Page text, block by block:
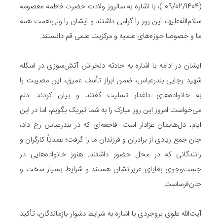
(09/02/1404 )، با اشاره به سالروز ولادت حضرت فاطمه معصومه
سلام‌الله‌علیها، این روز را گرامی داشتند و ایشان را ولی‌نعمت همه
ما و خصوصا حوزه‌های علمیه و مرکزیت علمی قم دانستند.
ایشان در ادامه با اشاره به حادثه دلخراش آتش‌سوزی در اسکله
شهید رجایی بندرعباس، ضمن ابراز تأسف عمیق، این مصیبت را
به خانواده‌های داغدار تسلیت گفتند و بیان کردند: دلم
می‌خواست امروز این روز مبارک را به شما تبریک بگویم، اما در این
ایام، دل‌هایمان عزادار است. فاجعه‌ای که در بندرعباس رخ داد،
جان جمع زیادی از برادران و فرزندان ما را گرفت؛ عمدتاً کارگران و
رانندگانی که در محل حضور داشتند. هنوز خانواده‌هایی در
جست‌وجوی بقایای عزیزانشان هستند و شرایط بسیار سخت و
جان‌فرساست.
آیت‌الله علوی بروجردی با اشاره به شرایط دشوار بازماندگان، تأکید